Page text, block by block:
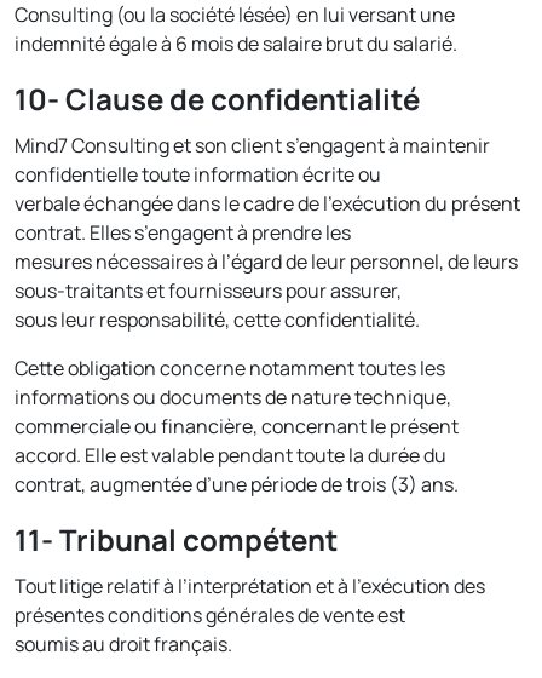
Consulting (ou la société lésée) en lui versant une
indemnité égale à 6 mois de salaire brut du salarié.
10- Clause de confidentialité
Mind7 Consulting et son client s’engagent à maintenir
confidentielle toute information écrite ou
verbale échangée dans le cadre de l’exécution du présent
contrat. Elles s’engagent à prendre les
mesures nécessaires à l’égard de leur personnel, de leurs
sous-traitants et fournisseurs pour assurer,
sous leur responsabilité, cette confidentialité.
Cette obligation concerne notamment toutes les
informations ou documents de nature technique,
commerciale ou financière, concernant le présent
accord. Elle est valable pendant toute la durée du
contrat, augmentée d’une période de trois (3) ans.
11- Tribunal compétent
Tout litige relatif à l’interprétation et à l’exécution des
présentes conditions générales de vente est
soumis au droit français.